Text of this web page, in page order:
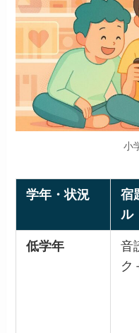
小
学年・状況
宿
ル
低学年
音
ク